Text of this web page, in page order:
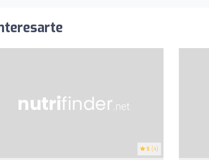
5 (4)